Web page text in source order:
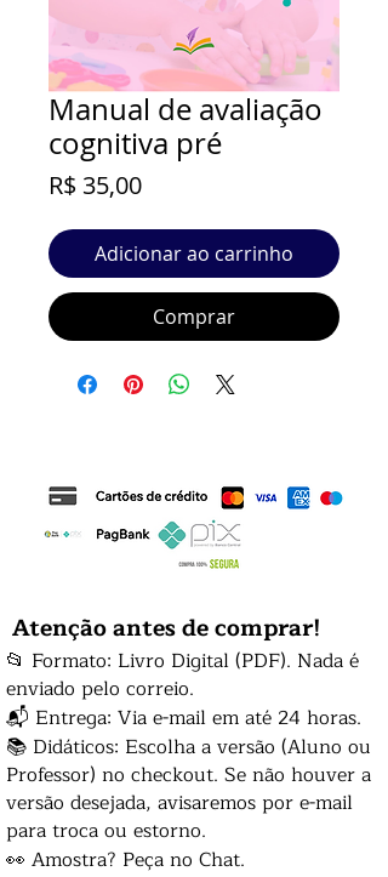
Manual de avaliação
cognitiva pré
R$ 35,00Preço
Adicionar ao carrinho
Comprar
Atenção antes de comprar!
📂 Formato: Livro Digital (PDF). Nada é
enviado pelo correio.
📬 Entrega: Via e-mail em até 24 horas.
📚 Didáticos: Escolha a versão (Aluno ou
Professor) no checkout. Se não houver a
versão desejada, avisaremos por e-mail
para troca ou estorno.
👀 Amostra? Peça no Chat.